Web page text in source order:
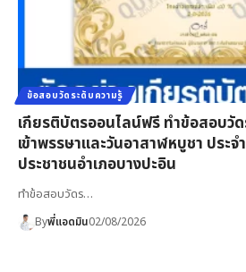
ข้อสอบวัดระดับความรู้
เกียรติบัตรออนไลน์ฟรี ทำข้อสอบวัด
เข้าพรรษาและวันอาสาฬหบูชา ประ
ประชาชนอำเภอบางปะอิน
ทำข้อสอบวัดร…
Byพี่แอดมิน02/08/2026